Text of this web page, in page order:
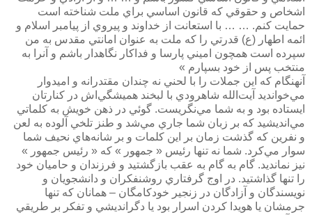
اشخاص و حقوقي كه قانون اساسي براي ملت شناخته است
حمايت كنم. … … با استعانت از خداوند و پيروي از پيامبر اسلام و
ائمه اطهار (ع) قدرتي را كه ملت به عنوان امانتي مقدس به من
سپرده است همچون اميني پارسا و فداكار نگاهدار باشم و آنرا به
منتخب پس از خود بسپارم »
آنهنگام كه اين جملات را با لحني نه چندان مقتدرانه و اميدوار
مي‌خوانديد آيت‌الله شاهرودي با لبخند هميشگي‌اش در كنارتان
ايستاده بود و به شما مي‌نگريست. گوئي در ذهن خويش به كلماتي
مي‌انديشيد كه بر زبان شما جاري مي‌شد و طنز تلخي آلوده به لعن
و نفرين كه گذشت زمان بر اين كلمات و بر شانه‌هاي نحيف شما
سوار مي‌كرد. شما نه تنها رئيس « جمهور » كه « رئيس جمهور »
نيز نمانديد. گام به گام به عقب بازگشتيد و فرزندان و حاميان خود
را تنها گذاشتيد. در اوج گرفتاري روشنفكران و دانشجويان و
نويسندگان و آزادگان در زنجير خودكامگان – همانان كه تنها
جرمشان يا هويدا كردن اسرار بود يا دگرانديشي و تفكر بر طريقي